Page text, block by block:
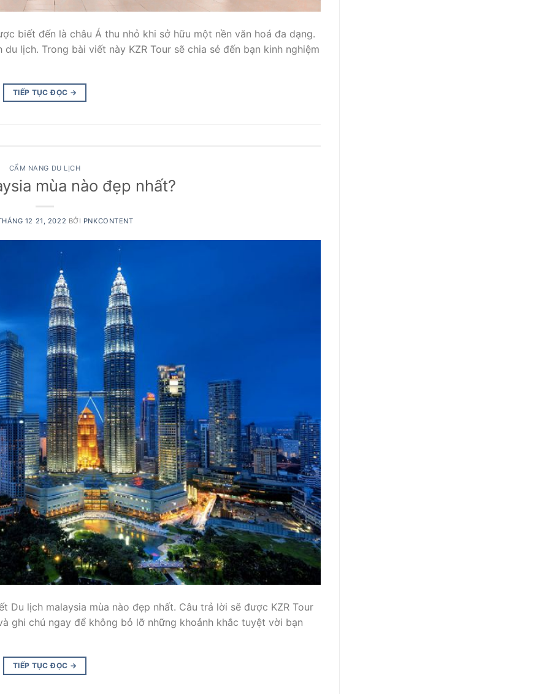
biết đến là châu Á thu nhỏ khi sở hữu một nền văn hoá đa dạng.
lịch. Trong bài viết này KZR Tour sẽ chia sẻ đến bạn kinh nghiệm
TIẾP TỤC ĐỌC →
CẨM NANG DU LỊCH
mùa nào đẹp nhất?
12 21, 2022 BỞI PNKCONTENT
Du lịch malaysia mùa nào đẹp nhất. Câu trả lời sẽ được KZR Tour
ghi chú ngay để không bỏ lỡ những khoảnh khắc tuyệt vời bạn
TIẾP TỤC ĐỌC →